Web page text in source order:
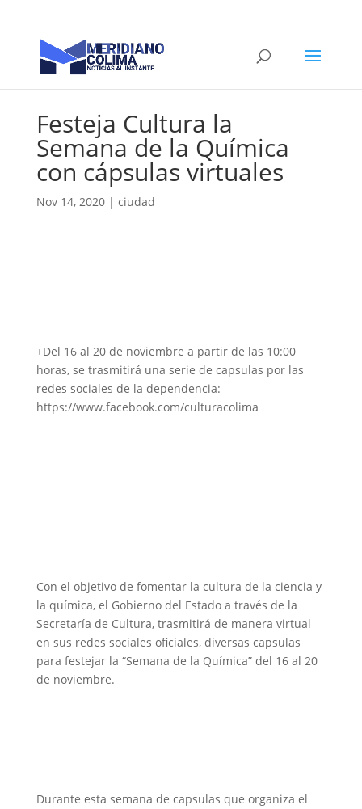
Festeja Cultura la
Semana de la Química
con cápsulas virtuales
Nov 14, 2020| ciudad
+Del 16 al 20 de noviembre a partir de las 10:00
horas, se trasmitirá una serie de capsulas por las
redes sociales de la dependencia:
https://www.facebook.com/culturacolima
Con el objetivo de fomentar la cultura de la ciencia y
la química, el Gobierno del Estado a través de la
Secretaría de Cultura, trasmitirá de manera virtual
en sus redes sociales oficiales, diversas capsulas
para festejar la “Semana de la Química” del 16 al 20
de noviembre.
Durante esta semana de capsulas que organiza el